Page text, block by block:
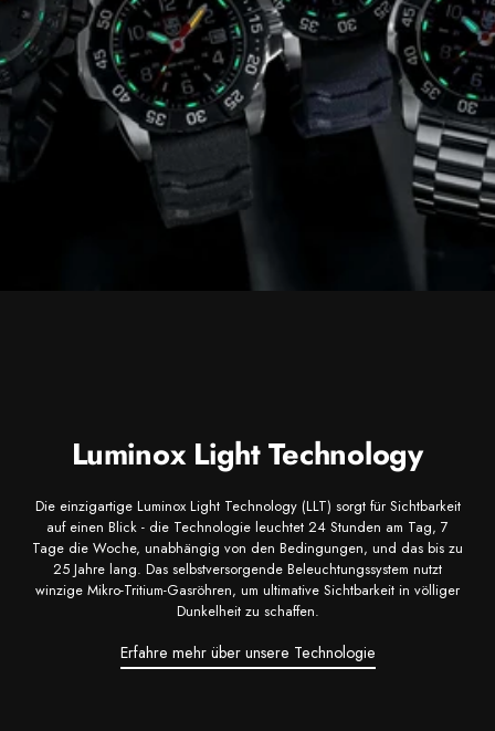
Luminox Light Technology
Die einzigartige Luminox Light Technology (LLT) sorgt für Sichtbarkeit
auf einen Blick - die Technologie leuchtet 24 Stunden am Tag, 7
Tage die Woche, unabhängig von den Bedingungen, und das bis zu
25 Jahre lang. Das selbstversorgende Beleuchtungssystem nutzt
winzige Mikro-Tritium-Gasröhren, um ultimative Sichtbarkeit in völliger
Dunkelheit zu schaffen.
Erfahre mehr über unsere Technologie